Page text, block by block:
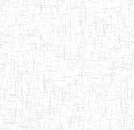
08/08/1983 ENIEG
15/09/2015 ENIEG